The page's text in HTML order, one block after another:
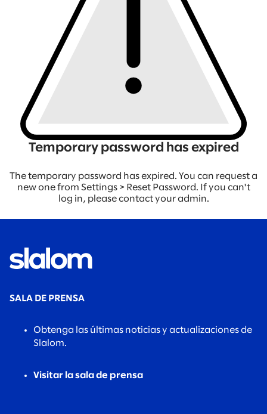
Temporary password has expired
The temporary password has expired. You can request a
new one from Settings > Reset Password. If you can't
log in, please contact your admin.
SALA DE PRENSA
Obtenga las últimas noticias y actualizaciones de
Slalom.
Visitar la sala de prensa